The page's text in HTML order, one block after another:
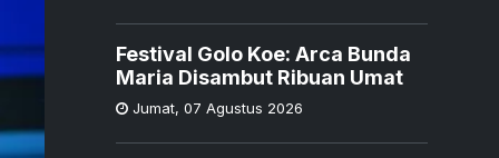
Festival Golo Koe: Arca Bunda
Maria Disambut Ribuan Umat
Jumat, 07 Agustus 2026